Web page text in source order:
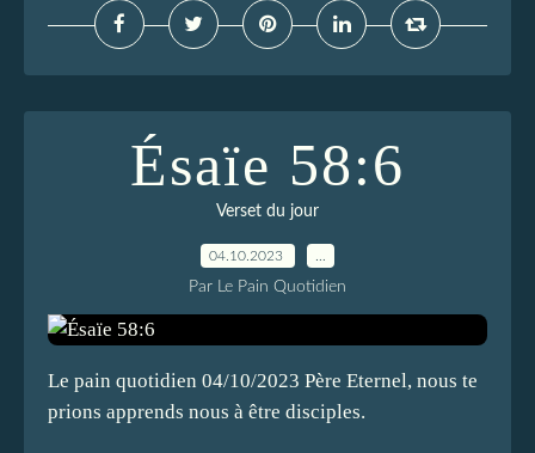
Ésaïe 58:6
Verset du jour
04.10.2023
Par Le Pain Quotidien
Le pain quotidien 04/10/2023 Père Eternel, nous te
prions apprends nous à être disciples.